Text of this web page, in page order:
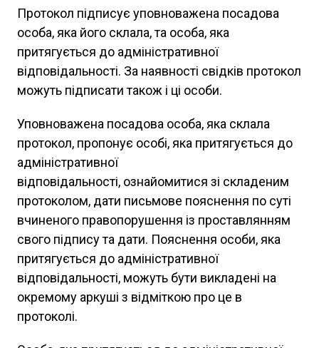
Протокол підписує уповноважена посадова
особа, яка його склала, та особа, яка
притягується до адміністративної
відповідальності. За наявності свідків протокол
можуть підписати також і ці особи.
Уповноважена посадова особа, яка склала
протокол, пропонує особі, яка притягується до
адміністративної
відповідальності, ознайомитися зі складеним
протоколом, дати письмове пояснення по суті
вчиненого правопорушення із проставлянням
свого підпису та дати. Пояснення особи, яка
притягується до адміністративної
відповідальності, можуть бути викладені на
окремому аркуші з відміткою про це в
протоколі.